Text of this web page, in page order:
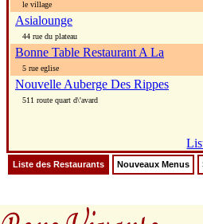
le village
Asialounge
44 rue du plateau
Bonne Table Restaurant A La
5 rue eglise
Nouvelle Auberge Des Rippes
511 route quart d\'avard
Liste des Restaurants Nouveaux Menus